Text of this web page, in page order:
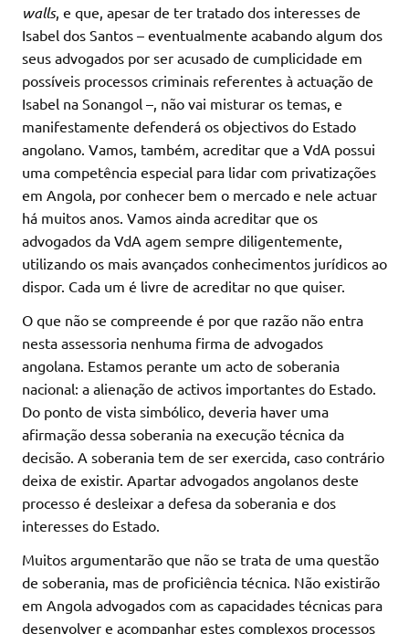
walls, e que, apesar de ter tratado dos interesses de
Isabel dos Santos – eventualmente acabando algum dos
seus advogados por ser acusado de cumplicidade em
possíveis processos criminais referentes à actuação de
Isabel na Sonangol –, não vai misturar os temas, e
manifestamente defenderá os objectivos do Estado
angolano. Vamos, também, acreditar que a VdA possui
uma competência especial para lidar com privatizações
em Angola, por conhecer bem o mercado e nele actuar
há muitos anos. Vamos ainda acreditar que os
advogados da VdA agem sempre diligentemente,
utilizando os mais avançados conhecimentos jurídicos ao
dispor. Cada um é livre de acreditar no que quiser.
O que não se compreende é por que razão não entra
nesta assessoria nenhuma firma de advogados
angolana. Estamos perante um acto de soberania
nacional: a alienação de activos importantes do Estado.
Do ponto de vista simbólico, deveria haver uma
afirmação dessa soberania na execução técnica da
decisão. A soberania tem de ser exercida, caso contrário
deixa de existir. Apartar advogados angolanos deste
processo é desleixar a defesa da soberania e dos
interesses do Estado.
Muitos argumentarão que não se trata de uma questão
de soberania, mas de proficiência técnica. Não existirão
em Angola advogados com as capacidades técnicas para
desenvolver e acompanhar estes complexos processos